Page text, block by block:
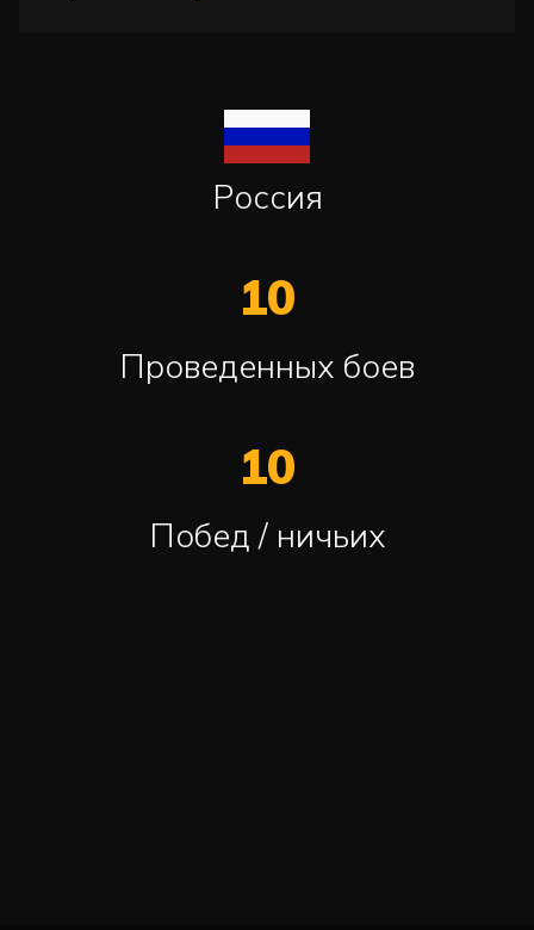
Россия
10
Проведенных боев
10
Побед / ничьих